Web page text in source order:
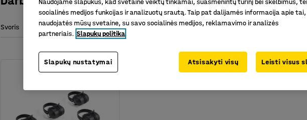
Svoris
socialinės medijos funkcijas ir analizuotų srautą. Taip pat dalijamės informacija apie
naudojatės mūsų svetaine, su savo socialinės medijos, reklamavimo ir analizės
partneriais. Slapukų politika
Slapukų nustatymai Atsisakyti visų Leisti visus